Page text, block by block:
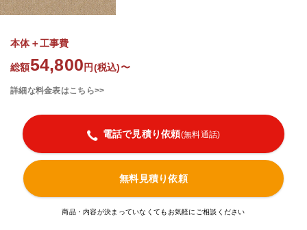
本体＋工事費
総額54,800 円(税込)〜
詳細な料金表はこちら>>
電話で見積り依頼(無料通話)
無料見積り依頼
商品・内容が決まっていなくてもお気軽にご相談ください